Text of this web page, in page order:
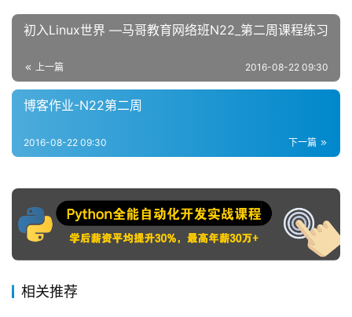
初入Linux世界 —马哥教育网络班N22_第二周课程练习
上一篇 2016-08-22 09:30
博客作业-N22第二周
下一篇
2016-08-22 09:30
相关推荐